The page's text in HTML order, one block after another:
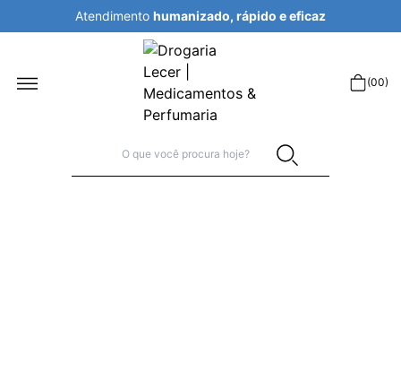
Atendimentohumanizado, rápido e
(00)